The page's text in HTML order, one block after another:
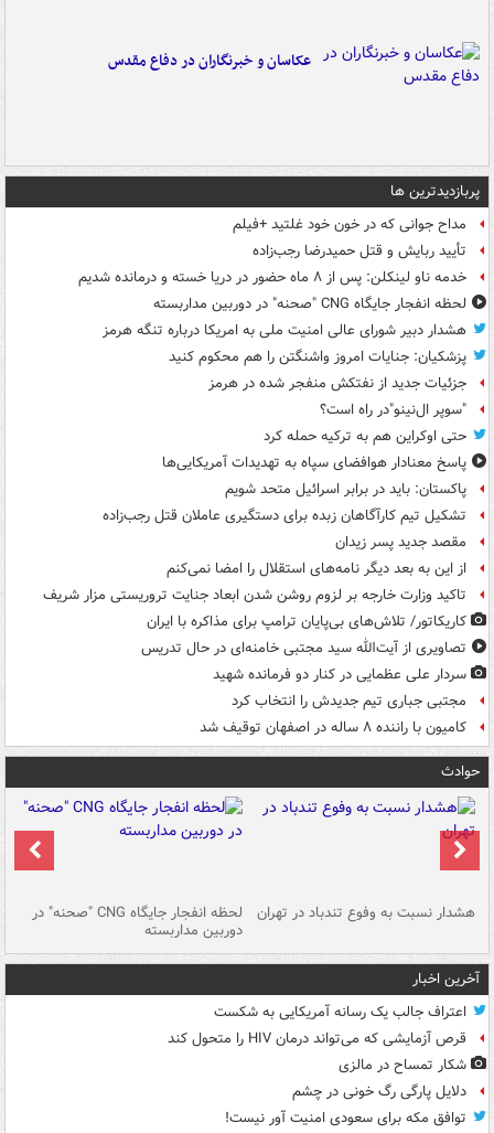
عکاسان و خبرنگاران در دفاع مقدس
پربازدیدترین ها
مداح جوانی که در خون خود غلتید +فیلم
تأیید ربایش و قتل حمیدرضا رجب‌زاده
خدمه ناو لینکلن: پس از ۸ ماه حضور در دریا خسته و درمانده‌ شدیم
لحظه انفجار جایگاه CNG "صحنه" در دوربین مداربسته
هشدار دبیر شورای عالی امنیت ملی به امریکا درباره تنگه هرمز
پزشکیان: جنایات امروز واشنگتن را هم محکوم کنید
جزئیات جدید از نفتکش منفجر شده در هرمز
"سوپر ال‌نینو"در راه است؟
حتی اوکراین هم به ترکیه حمله کرد
پاسخ معنادار هوافضای سپاه به تهدیدات آمریکایی‌ها
پاکستان: باید در برابر اسرائیل متحد شویم
تشکیل تیم کارآگاهان زبده برای دستگیری عاملان قتل رجب‌زاده
مقصد جدید پسر زیدان
از این به بعد دیگر نامه‌های استقلال را امضا نمی‌کنم
تاکید وزارت خارجه بر لزوم روشن شدن ابعاد جنایت تروریستی مزار شریف
کاریکاتور/ تلاش‌های بی‌پایان ترامپ برای مذاکره با ایران
تصاویری از آیت‌الله سید مجتبی خامنه‌ای در حال تدریس
سردار علی عظمایی در کنار دو فرمانده شهید
مجتبی جباری تیم جدیدش را انتخاب کرد
کامیون با راننده ۸ ساله در اصفهان توقیف شد
حوادث
هشدار نسبت به وفوع تندباد در تهران لحظه انفجار جایگاه CNG "صحنه" در
دوربین مداربسته
آخرین اخبار
اعتراف جالب یک رسانه آمریکایی به شکست
قرص آزمایشی که می‌تواند درمان HIV را متحول کند
شکار تمساح در مالزی
دلایل پارگی رگ خونی در چشم
توافق مکه برای سعودی امنیت آور نیست!